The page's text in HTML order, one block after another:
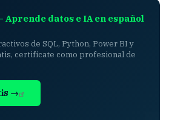
Aprende datos e IA en español
de SQL, Python, Power BI y
certifícate como profesional de
→